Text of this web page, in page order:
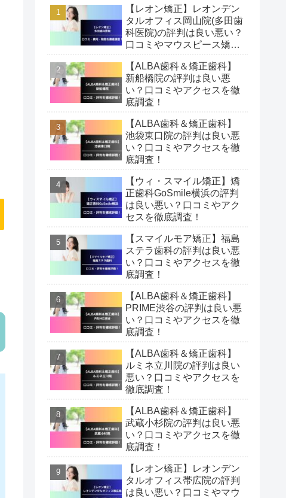
【レオン矯正】レオンデン
タルオフィス岡山院(多田歯
科医院)の評判は良い悪い？
口コミやマウスピース矯正
【ALBA歯科＆矯正歯科】
新船橋院の評判は良い悪
い？口コミやアクセスを徹
底調査！
【ALBA歯科＆矯正歯科】
池袋東口院の評判は良い悪
い？口コミやアクセスを徹
底調査！
【ウィ・スマイル矯正】矯
正歯科GoSmile横浜の評判
は良い悪い？口コミやアク
セスを徹底調査！
【スマイルモア矯正】福島
ステラ歯科の評判は良い悪
い？口コミやアクセスを徹
底調査！
【ALBA歯科＆矯正歯科】
PRIME渋谷の評判は良い悪
い？口コミやアクセスを徹
底調査！
【ALBA歯科＆矯正歯科】
ルミネ立川院の評判は良い
悪い？口コミやアクセスを
徹底調査！
【ALBA歯科＆矯正歯科】
武蔵小杉院の評判は良い悪
い？口コミやアクセスを徹
底調査！
【レオン矯正】レオンデン
タルオフィス帯広院の評判
は良い悪い？口コミやマウ